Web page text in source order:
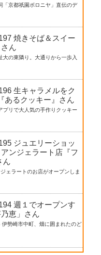
「京都祇園ボロニヤ」直伝のデ
焼きそば＆スイー
ん
大の東隣り。大通りから一歩入
生キャラメルをク
あるクッキー』さん
プリで大人気の手作りクッキー
ジュエリーショッ
ンジェラート店『フ
ん
ェラートのお店がオープンしま
週１でオープンす
恵」さん
勢崎市中町、畑に囲まれたのど